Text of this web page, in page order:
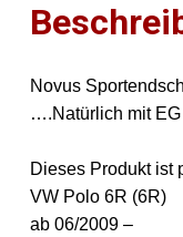
Novus
….Natürlich mit
Dieses Produkt ist
VW Polo 6R (6R)
ab 06/2009 –